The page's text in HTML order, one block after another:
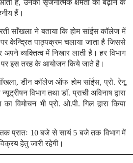
आता है, उनकी सृजनात्मक क्षमता को बढ़ाने के
हैं।
साँखला ने बताया कि होम सांईस कॉलेज में
केन्द्रित पाठ्यक्रम चलाया जाता है जिससे
अपने व्यक्तित्व में निखार लाती है। हर विभाग
पर इस तरह के आयोजन किये जाते है।
डीन कॉलेज ऑफ होम सांईस, प्रो. रेनू
विभाग तथा डॉ. प्राची अविनाष द्वारा
विमोचन भी प्रो. ओ.पी. गिल द्वारा किया
प्रातः 10 बजे से सायं 5 बजे तक विभाग में
हेतु जारी रहेगी।